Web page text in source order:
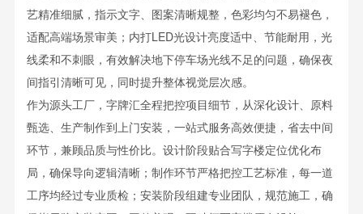
艺精准细腻，指示文字、图案清晰规整，色彩均匀不易褪色，
适配高端场景审美；内打LED光设计亮度适中、节能耐用，光
线柔和不刺眼，有效解决地下停车场光线不足的问题，确保夜
间指引清晰可见，同时提升整体视觉层次感。
作为源头工厂，字牌汇全程把控项目细节，从深化设计、原料
甄选、生产制作到上门安装，一站式服务高效便捷，省去中间
环节，兼顾品质与性价比。设计阶段贴合写字楼定位优化布
局，确保导向逻辑清晰；制作环节严格把控工艺标准，每一道
工序均经过专业质检；安装阶段组建专业团队，规范施工，确